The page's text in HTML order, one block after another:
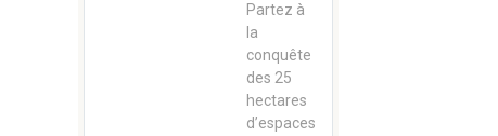
Partez à
la
conquête
des 25
hectares
d’espaces